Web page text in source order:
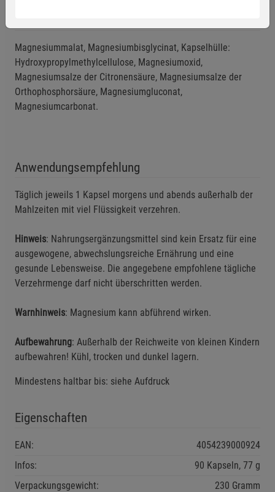
Magnesiummalat, Magnesiumbisglycinat, Kapselhülle:
Hydroxypropylmethylcellulose, Magnesiumoxid,
Magnesiumsalze der Citronensäure, Magnesiumsalze der
Orthophosphorsäure, Magnesiumgluconat,
Magnesiumcarbonat.
Anwendungsempfehlung
Täglich jeweils 1 Kapsel morgens und abends außerhalb der
Mahlzeiten mit viel Flüssigkeit verzehren.
Hinweis: Nahrungsergänzungsmittel sind kein Ersatz für eine
ausgewogene, abwechslungsreiche Ernährung und eine
gesunde Lebensweise. Die angegebene empfohlene tägliche
Verzehrmenge darf nicht überschritten werden.
Warnhinweis: Magnesium kann abführend wirken.
Aufbewahrung: Außerhalb der Reichweite von kleinen Kindern
aufbewahren! Kühl, trocken und dunkel lagern.
Mindestens haltbar bis: siehe Aufdruck
Eigenschaften
EAN:
4054239000924
Infos:
90 Kapseln, 77 g
Verpackungsgewicht:
230 Gramm
Einstellungen speichern für die GruppeEinstellungen speichern für die Gruppe
Notwendige Cookies (5)
Cookie-Informationen anzeigen
Funktionale Cookies (1) Funktionale
Beschreibung Funktionale Cookies
Cookie-Informationenanzeigen
Statistik Cookies (2)
Cookie-Informationenanzeigen